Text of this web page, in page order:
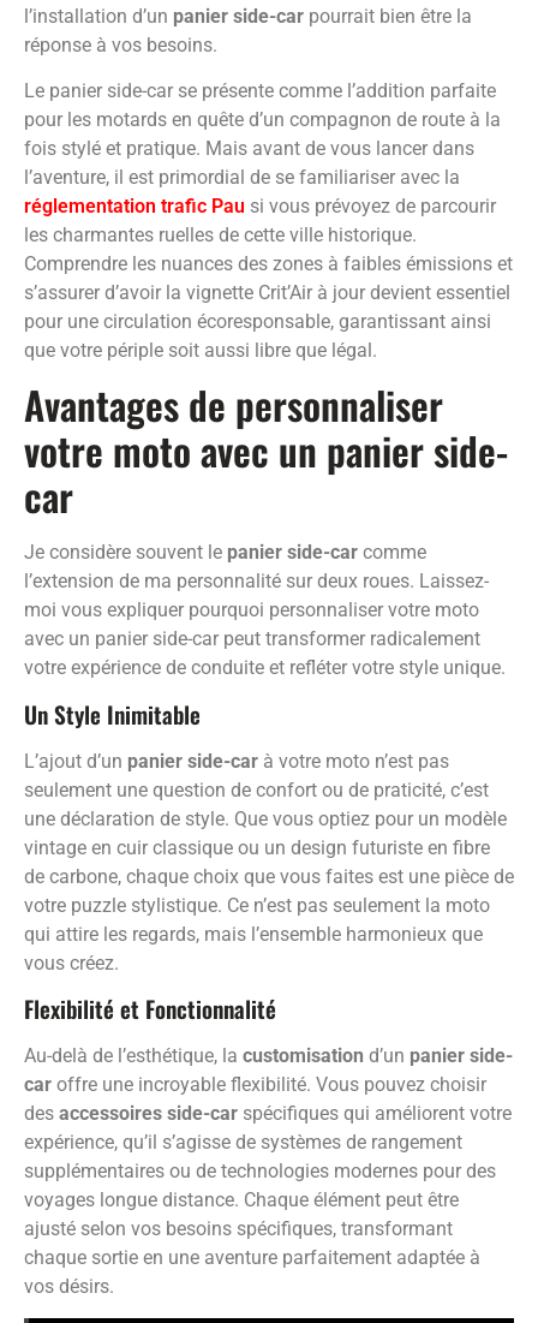
l’installation d’un panier side-car pourrait bien être la
réponse à vos besoins.
Le panier side-car se présente comme l’addition parfaite
pour les motards en quête d’un compagnon de route à la
fois stylé et pratique. Mais avant de vous lancer dans
l’aventure, il est primordial de se familiariser avec la
réglementation trafic Pau si vous prévoyez de parcourir
les charmantes ruelles de cette ville historique.
Comprendre les nuances des zones à faibles émissions et
s’assurer d’avoir la vignette Crit’Air à jour devient essentiel
pour une circulation écoresponsable, garantissant ainsi
que votre périple soit aussi libre que légal.
Avantages de personnaliser
votre moto avec un panier side-
car
Je considère souvent le panier side-car comme
l’extension de ma personnalité sur deux roues. Laissez-
moi vous expliquer pourquoi personnaliser votre moto
avec un panier side-car peut transformer radicalement
votre expérience de conduite et refléter votre style unique.
Un Style Inimitable
L’ajout d’un panier side-car à votre moto n’est pas
seulement une question de confort ou de praticité, c’est
une déclaration de style. Que vous optiez pour un modèle
vintage en cuir classique ou un design futuriste en fibre
de carbone, chaque choix que vous faites est une pièce de
votre puzzle stylistique. Ce n’est pas seulement la moto
qui attire les regards, mais l’ensemble harmonieux que
vous créez.
Flexibilité et Fonctionnalité
Au-delà de l’esthétique, la customisation d’un panier side-
car offre une incroyable flexibilité. Vous pouvez choisir
des accessoires side-car spécifiques qui améliorent votre
expérience, qu’il s’agisse de systèmes de rangement
supplémentaires ou de technologies modernes pour des
voyages longue distance. Chaque élément peut être
ajusté selon vos besoins spécifiques, transformant
chaque sortie en une aventure parfaitement adaptée à
vos désirs.